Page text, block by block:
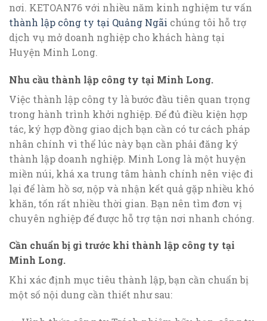
nơi. KETOAN76 với nhiều năm kinh nghiệm tư vấn
thành lập công ty tại Quảng Ngãi chúng tôi hỗ trợ
dịch vụ mở doanh nghiệp cho khách hàng tại
Huyện Minh Long.
Nhu cầu thành lập công ty tại Minh Long.
Việc thành lập công ty là bước đầu tiên quan trọng
trong hành trình khởi nghiệp. Để đủ điều kiện hợp
tác, ký hợp đồng giao dịch bạn cần có tư cách pháp
nhân chính vì thể lúc này bạn cần phải đăng ký
thành lập doanh nghiệp. Minh Long là một huyện
miền núi, khá xa trung tâm hành chính nên việc đi
lại để làm hồ sơ, nộp và nhận kết quả gặp nhiều khó
khăn, tốn rất nhiều thời gian. Bạn nên tìm đơn vị
chuyên nghiệp để được hỗ trợ tận nơi nhanh chóng.
Cần chuẩn bị gì trước khi thành lập công ty tại
Minh Long.
Khi xác định mục tiêu thành lập, bạn cần chuẩn bị
một số nội dung cần thiết như sau: